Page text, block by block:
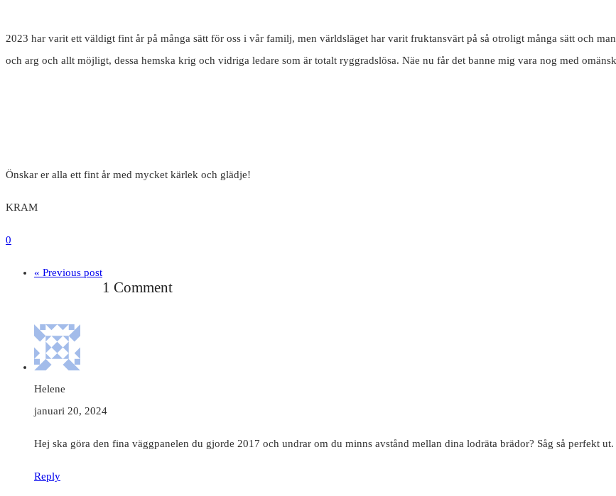
2023 har varit ett väldigt fint år på många sätt för oss i vår familj, men världsläget har varit fruktansvärt på så otroligt många sätt och
och arg och allt möjligt, dessa hemska krig och vidriga ledare som är totalt ryggradslösa. Näe nu får det banne mig vara nog med
Önskar er alla ett fint år med mycket kärlek och glädje!
KRAM
0
« Previous post
1 Comment
Helene
januari 20, 2024
Hej ska göra den fina väggpanelen du gjorde 2017 och undrar om du minns avstånd mellan dina lodräta brädor? Såg så perfekt ut.
Reply